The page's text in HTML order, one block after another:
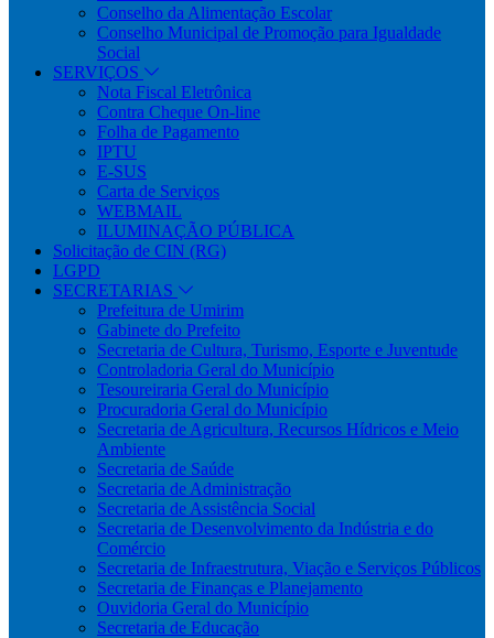
Conselho da Alimentação Escolar
Conselho Municipal de Promoção para Igualdade
Social
SERVIÇOS
Nota Fiscal Eletrônica
Contra Cheque On-line
Folha de Pagamento
IPTU
E-SUS
Carta de Serviços
WEBMAIL
ILUMINAÇÃO PÚBLICA
Solicitação de CIN (RG)
LGPD
SECRETARIAS
Prefeitura de Umirim
Gabinete do Prefeito
Secretaria de Cultura, Turismo, Esporte e Juventude
Controladoria Geral do Município
Tesoureiraria Geral do Município
Procuradoria Geral do Município
Secretaria de Agricultura, Recursos Hídricos e Meio
Ambiente
Secretaria de Saúde
Secretaria de Administração
Secretaria de Assistência Social
Secretaria de Desenvolvimento da Indústria e do
Comércio
Secretaria de Infraestrutura, Viação e Serviços Públicos
Secretaria de Finanças e Planejamento
Ouvidoria Geral do Município
Secretaria de Educação